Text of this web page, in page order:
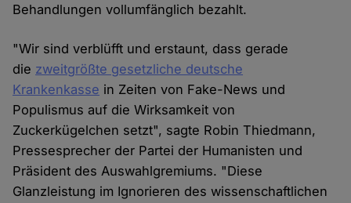
Behandlungen vollumfänglich bezahlt.
"Wir sind verblüfft und erstaunt, dass gerade
die zweitgrößte gesetzliche deutsche
Krankenkasse in Zeiten von Fake-News und
Populismus auf die Wirksamkeit von
Zuckerkügelchen setzt", sagte Robin Thiedmann,
Pressesprecher der Partei der Humanisten und
Präsident des Auswahlgremiums. "Diese
Glanzleistung im Ignorieren des wissenschaftlichen